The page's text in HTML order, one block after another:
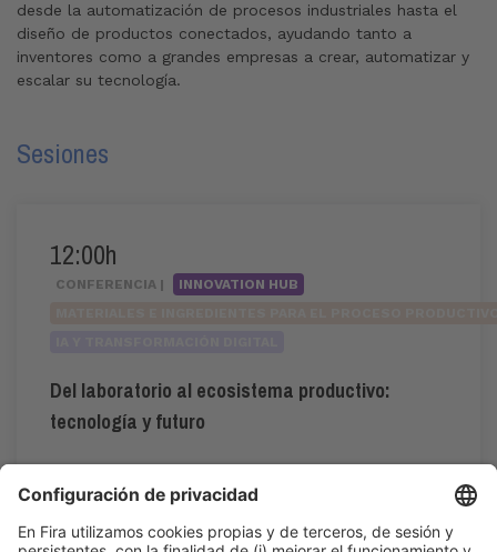
desde la automatización de procesos industriales hasta el
diseño de productos conectados, ayudando tanto a
inventores como a grandes empresas a crear, automatizar y
escalar su tecnología.
Sesiones
12:00h
CONFERENCIA |
INNOVATION HUB
Del laboratorio al ecosistema productivo:
tecnología y futuro
Jue 4
12:00h - 14:00h